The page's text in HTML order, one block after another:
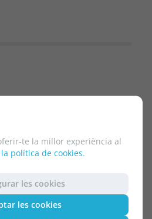
te la millor experiència al
política de cookies.
les cookies
les cookies